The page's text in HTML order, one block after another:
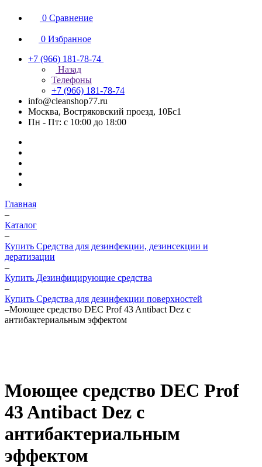
0 Сравнение
0 Избранное
+7 (966) 181-78-74
Назад
Телефоны
+7 (966) 181-78-74
info@cleanshop77.ru
Москва, Востряковский проезд, 10Бс1
Пн - Пт: с 10:00 до 18:00
Главная
–
Каталог
–
Купить Средства для дезинфекции, дезинсекции и
дератизации
–
Купить Дезинфицирующие средства
–
Купить Средства для дезинфекции поверхностей
–Моющее средство DEC Prof 43 Antibact Dez с
антибактериальным эффектом
Моющее средство DEC Prof
43 Antibact Dez с
антибактериальным
эффектом